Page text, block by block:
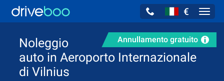
€
Annullamento gratuito
Noleggio
auto in Aeroporto Internazionale
di Vilnius